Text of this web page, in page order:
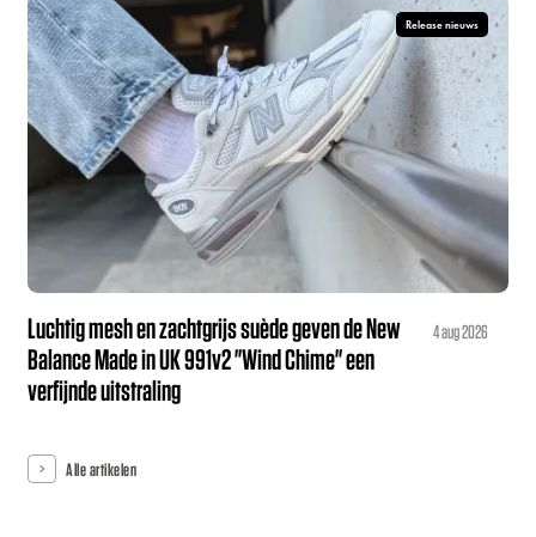
Release nieuws
Luchtig mesh en zachtgrijs suède geven de New
Balance Made in UK 991v2 "Wind Chime" een
verfijnde uitstraling
4 aug 2026
Alle artikelen